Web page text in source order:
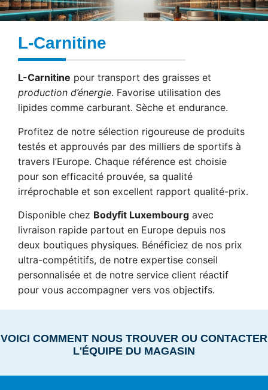
L-Carnitine
L-Carnitine pour transport des graisses et
production d’énergie. Favorise utilisation des
lipides comme carburant. Sèche et endurance.
Profitez de notre sélection rigoureuse de produits
testés et approuvés par des milliers de sportifs à
travers l’Europe. Chaque référence est choisie
pour son efficacité prouvée, sa qualité
irréprochable et son excellent rapport qualité-prix.
Disponible chez Bodyfit Luxembourg avec
livraison rapide partout en Europe depuis nos
deux boutiques physiques. Bénéficiez de nos prix
ultra-compétitifs, de notre expertise conseil
personnalisée et de notre service client réactif
pour vous accompagner vers vos objectifs.
VOICI COMMENT NOUS TROUVER OU CONTACTER
L'ÉQUIPE DU MAGASIN